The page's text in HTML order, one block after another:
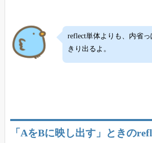
reflect単体よりも、内省
きり出るよ。
「AをBに映し出す」ときの